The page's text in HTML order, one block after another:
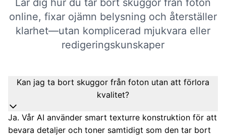
Lär dig hur du tar bort skuggor från foton
online, fixar ojämn belysning och återställer
klarhet—utan komplicerad mjukvara eller
redigeringskunskaper
Kan jag ta bort skuggor från foton utan att förlora
kvalitet?
Ja. Vår AI använder smart texturre konstruktion för att
bevara detaljer och toner samtidigt som den tar bort